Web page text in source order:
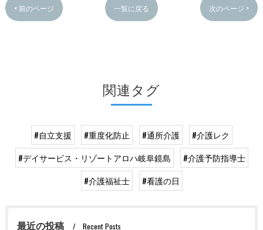
< 前のページ 一覧に戻る 次のページ >
関連タグ
#自立支援 #重度化防止 #通所介護
#介護レク
#デイサービス・リゾートアロハ岐阜鏡島
#介護予防指導士
#介護福祉士
#看護の日
最近の投稿 Recent Posts